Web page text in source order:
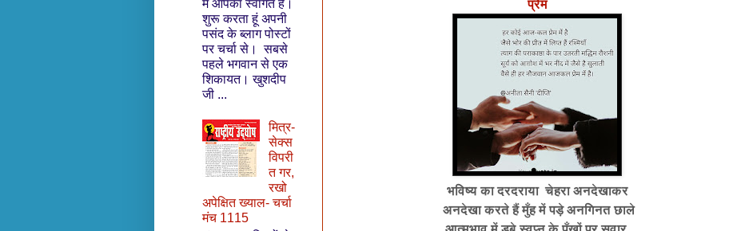
प्रेम
भविष्य का दरदराया चेहरा अनदेखाकर
अनदेखा करते हैं मुँह में पड़े अनगिनत छाले
में आपका स्‍वागत है।
शुरू करता हूं अपनी
पसंद के ब्‍लाग पोस्टों
पर चर्चा से। सबसे
पहले भगवान से एक
शिकायत। खुशदीप
जी ...
मित्र-
सेक्स
विपरी
त गर,
रखो
अपेक्षित ख्याल- चर्चा
मंच 1115